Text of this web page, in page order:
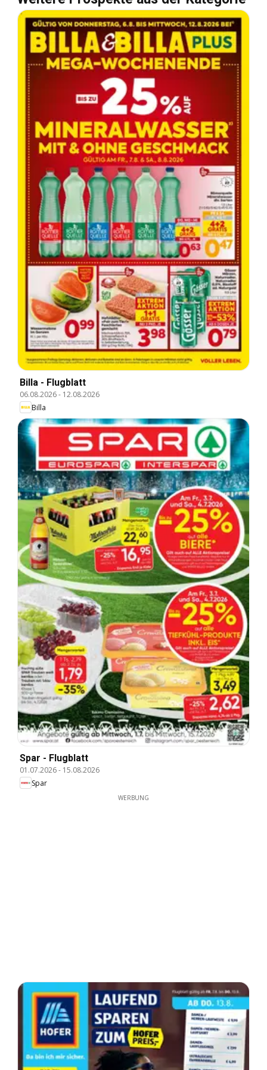
Billa - Flugblatt
06.08.2026- 12.08.2026
Billa
Spar - Flugblatt
01.07.2026- 15.08.2026
Spar
WERBUNG